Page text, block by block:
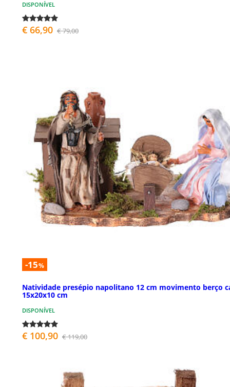
DISPONÍVEL
€ 66,90 € 79,00
-15%
Natividade presépio napolitano 12 cm movimento berço
15x20x10 cm
DISPONÍVEL
€ 100,90 € 119,00